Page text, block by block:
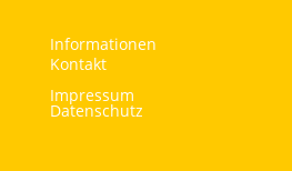
Informationen
Kontakt
Impressum
Datenschutz